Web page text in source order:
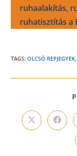
ruhaalakítás,
ruhatisztítás a
TAGS:OLCSÓ REPJEGYEK,
Opens
in
Opens
in